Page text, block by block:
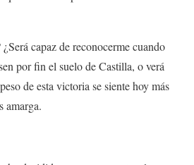
capaz de reconocerme cuando
por fin el suelo de Castilla, o verá
de esta victoria se siente hoy más
amarga.